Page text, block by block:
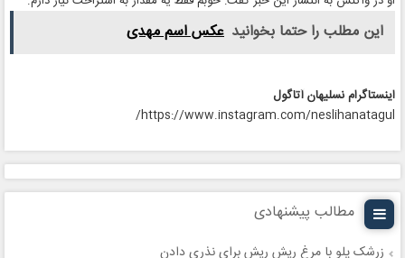
این مطلب را حتما بخوانید عکس اسم مهدی
اینستاگرام نسلیهان آتاگول
https://www.instagram.com/neslihanatagul/
مطالب پیشنهادی
زرشک پلو با مرغ ریش ریش برای نذری دادن